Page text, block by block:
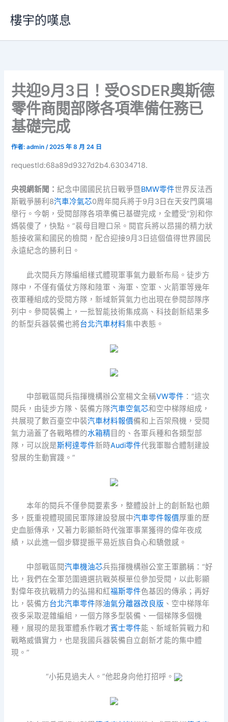
要
樓宇的嘆息
共迎9月3日！受OSDER奧斯德
零件商閱部隊各項準備任務已
基礎完成
作者:admin/2025 年 8 月 24 日
requestId:68a89d9327d2b4.63034718.
央視網新聞： 紀念中國國民抗日戰爭暨BMW零件世界反法西
斯戰爭勝利8汽車冷氣芯0周年閱兵將于9月3日在天安門廣場
舉行。今朝，受閱部隊各項準備已基礎完成，全體受“別和你
媽裝傻了，快點。”裴母目瞪口呆。閱官兵將以昂揚的精力狀
態接收黨和國民的檢閱，配合迎接9月3日這個值得世界國民
永遠紀念的勝利日。
此次閱兵方隊編組樣式體現軍事氣力最新布局。徒步方
隊中，不僅有儀仗方隊和陸軍、海軍、空軍、火箭軍等幾年
夜軍種組成的受閱方隊，新域新質氣力也出現在參閱部隊序
列中。參閱裝備上，一批智能技術集成高、科技創新結果多
的新型兵器裝備也將台北汽車材料集中表態。
中部戰區閱兵指揮機構辦公室楊文全稱VW零件 ：“這次
閱兵，由徒步方隊、裝備方隊汽車空氣芯和空中梯隊組成，
共展現了數百臺空中裝汽車材料報價備和上百架飛機，受閱
氣力涵蓋了各戰略標的水箱精 目的、各軍兵種和各類型部
隊，可以說是斯柯達零件新時Audi零件代我軍聯合體制建設
發展的生動實踐。”
本年的閱兵不僅參閱要素多，整體設計上的創新點也頗
多，既重視體現國民軍隊建設發展中汽車零件報價厚重的歷
史血脈傳承，又著力彰顯新時代強軍事業獲得的偉年夜成
績，以此進一個步驟提振平易近族自負心和驕傲感。
中部戰區閱汽車機油芯兵指揮機構辦公室王軍鵬稱：“好
比，我們在全軍范圍遴選抗戰英模單位參加受閱，以此彰顯
對偉年夜抗戰精力的弘揚和紅福斯零件色基因的傳承；再好
比，裝備方台北汽車零件隊油氣分離器改良版 、空中梯隊年
夜多采取混雜編組，一個方隊多型裝備、一個梯隊多個機
種，展現的是我軍體系作戰才賓士零件能、新域新質戰力和
戰略威懾實力，也是我國兵器裝備自立創新才能的集中體
現。”
“小拓見過夫人。”他起身向他打招呼。